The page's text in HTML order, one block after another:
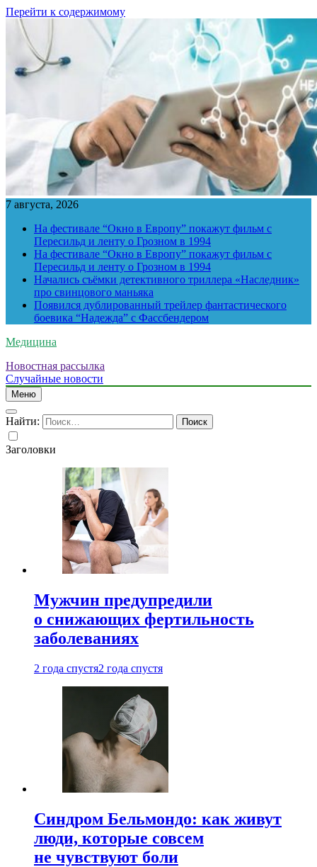
Перейти к содержимому
7 августа, 2026
На фестивале “Окно в Европу” покажут фильм с
Пересильд и ленту о Грозном в 1994
На фестивале “Окно в Европу” покажут фильм с
Пересильд и ленту о Грозном в 1994
Начались съёмки детективного триллера «Наследник»
про свинцового маньяка
Появился дублированный трейлер фантастического
боевика “Надежда” с Фассбендером
Медицина
Новостная рассылка
Случайные новости
Меню
Найти:
Заголовки
Мужчин предупредили
о снижающих фертильность
заболеваниях
2 года спустя2 года спустя
Синдром Бельмондо: как живут
люди, которые совсем
не чувствуют боли